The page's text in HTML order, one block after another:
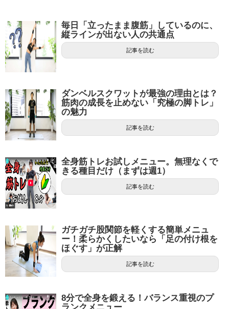
毎日「立ったまま腹筋」しているのに、
縦ラインが出ない人の共通点
記事を読む
ダンベルスクワットが最強の理由とは？
筋肉の成長を止めない「究極の脚トレ」
の魅力
記事を読む
全身筋トレお試しメニュー。無理なくで
きる種目だけ（まずは週1）
記事を読む
ガチガチ股関節を軽くする簡単メニュ
ー！柔らかくしたいなら「足の付け根を
ほぐす」が正解
記事を読む
8分で全身を鍛える！バランス重視のプ